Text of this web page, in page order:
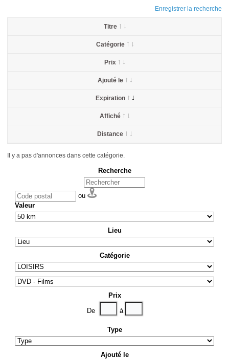
Enregistrer la recherche
Titre
Catégorie
Prix
Ajouté le
Expiration
Affiché
Distance
Il y a pas d'annonces dans cette catégorie.
Recherche
ou
Valeur
Lieu
Catégorie
Prix
De
à
Type
Ajouté le